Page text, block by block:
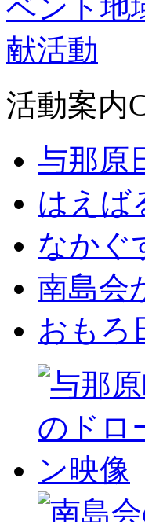
活動案内
与那原
はえば
なかぐ
南島会
おもろ